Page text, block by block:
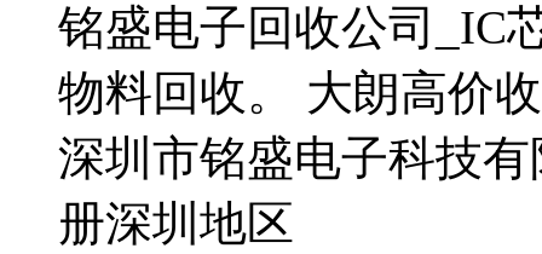
铭盛电子回收公司_IC
物料回收。 大朗高价
深圳市铭盛电子科技
册深圳地区